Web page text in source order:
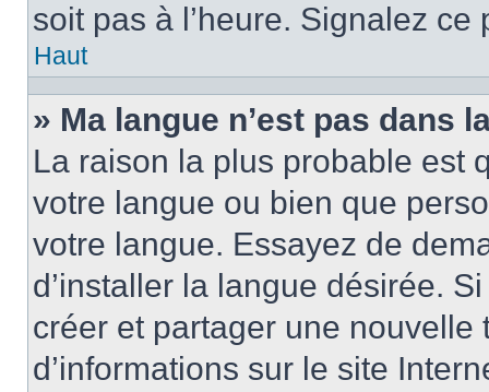
soit pas à l’heure. Signalez
Haut
» Ma langue n’est pas dans
La raison la plus probable est
votre langue ou bien que
votre langue. Essayez de
d’installer la langue désirée.
créer et partager une
d’informations sur le site